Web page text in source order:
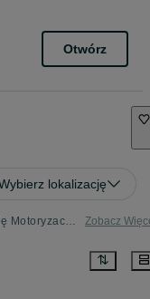
Otwórz
lokalizację
bmw x1 w Twojej okolicy? Sprawdź kategorię Motoryzacja - Strona 3 Zobacz